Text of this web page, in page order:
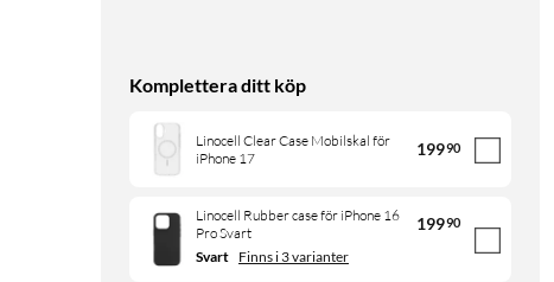
Komplettera ditt köp
Linocell Clear Case Mobilskal för
iPhone 17
19990
Linocell Rubber case för iPhone 16
Pro Svart
19990
Svart Finns i 3 varianter